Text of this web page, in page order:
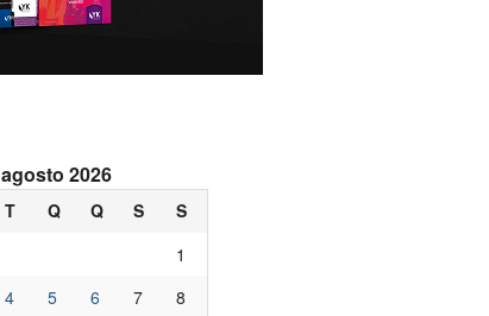
agosto 2026
T Q Q S
S
1
4 5 6 7
8